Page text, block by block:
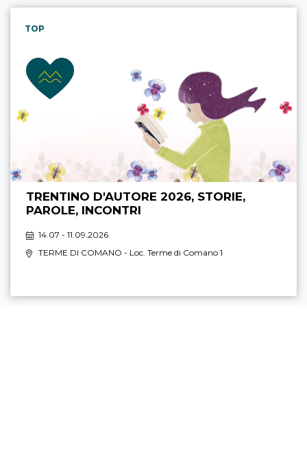
TOP
TRENTINO D'AUTORE 2026, STORIE,
PAROLE, INCONTRI
14.07 - 11.09.2026
TERME DI COMANO - Loc. Terme di Comano 1